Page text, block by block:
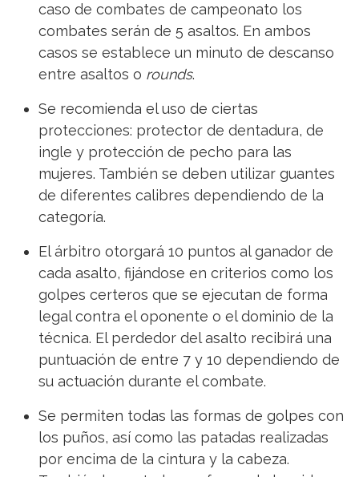
caso de combates de campeonato los
combates serán de 5 asaltos. En ambos
casos se establece un minuto de descanso
entre asaltos o rounds.
Se recomienda el uso de ciertas
protecciones: protector de dentadura, de
ingle y protección de pecho para las
mujeres. También se deben utilizar guantes
de diferentes calibres dependiendo de la
categoría.
El árbitro otorgará 10 puntos al ganador de
cada asalto, fijándose en criterios como los
golpes certeros que se ejecutan de forma
legal contra el oponente o el dominio de la
técnica. El perdedor del asalto recibirá una
puntuación de entre 7 y 10 dependiendo de
su actuación durante el combate.
Se permiten todas las formas de golpes con
los puños, así como las patadas realizadas
por encima de la cintura y la cabeza.